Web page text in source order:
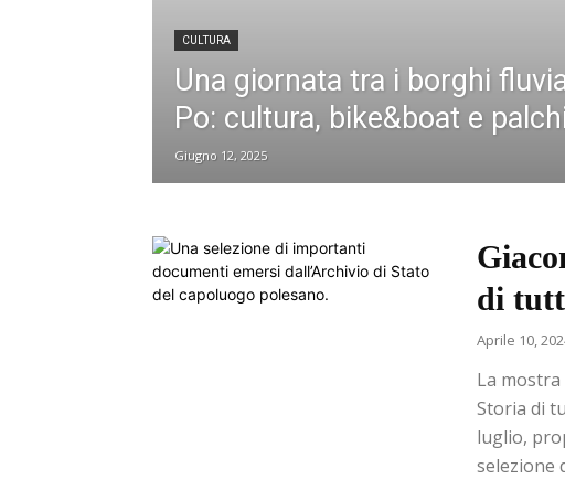
CULTURA
Una giornata tra i borghi
Po: cultura, bike&boat e
Giugno 12, 2025
di
Aprile 10,
La mostra
Storia di
luglio,
selezione